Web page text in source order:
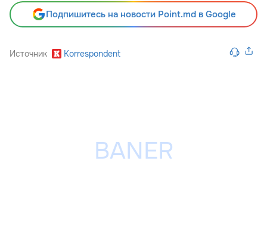
Подпишитесь на новости Point.md в Google
Источник Korrespondent